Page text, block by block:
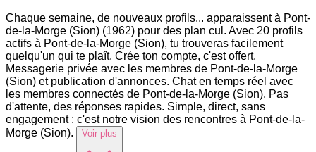
Chaque semaine, de nouveaux profils... apparaissent à Pont-
de-la-Morge (Sion) (1962) pour des plan cul. Avec 20 profils
actifs à Pont-de-la-Morge (Sion), tu trouveras facilement
quelqu'un qui te plaît. Crée ton compte, c'est offert.
Messagerie privée avec les membres de Pont-de-la-Morge
(Sion) et publication d'annonces. Chat en temps réel avec
les membres connectés de Pont-de-la-Morge (Sion). Pas
d'attente, des réponses rapides. Simple, direct, sans
engagement : c'est notre vision des rencontres à Pont-de-la-
Morge (Sion).
Voir plus